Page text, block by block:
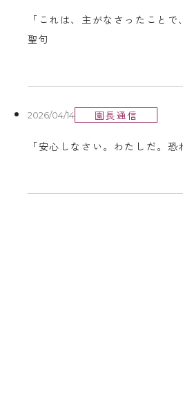
「これは、主がなさったこと
聖句
2026/04/14 園長通信
「安心しなさい。わたしだ。